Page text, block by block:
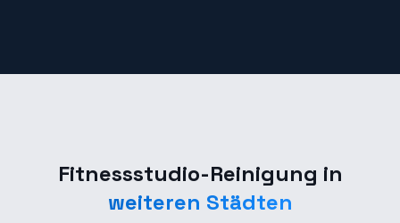
Fitnessstudio-Reinigung in
weiteren Städten